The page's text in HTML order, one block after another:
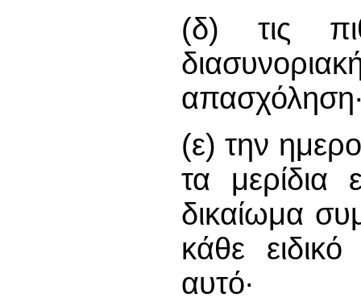
(δ) τις
(ε) την
τα μερίδια
δικαίωμα
κάθε
αυτό∙